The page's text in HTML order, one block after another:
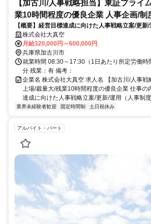
【加古川/人事戦略担当】東証プライ
業10時間程度の優良企業 人事企画/制
【概要】経営目標達成に向けた人事戦略立案/更
改善、人材育成戦略、組織開発戦略、採用戦略)を
株式会社大真空
月給320,000円～600,000円
兵庫県加古川市
就業時間 08:30～17:30（1日あたり所定労働時
分 残業：有 備考：
企業名 株式会社大真空 求人名 【加古川/人事戦
上場/裁量大/残業10時間程度の優良企業 仕事の
達成に向けた人事戦略立案/更新/運用（人事制
業界未経験者歓迎 固定時間制 土日祝休み
アルバイト・パート